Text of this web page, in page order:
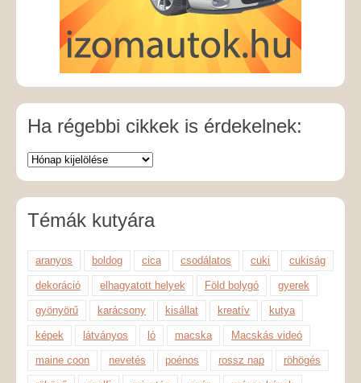
Ha régebbi cikkek is érdekelnek:
Témák kutyára
aranyos boldog cica csodálatos cuki cukiság
dekoráció elhagyatott helyek Föld bolygó gyerek
gyönyörű karácsony kisállat kreatív kutya
képek látványos ló macska Macskás videó
maine coon nevetés poénos rossz nap röhögés